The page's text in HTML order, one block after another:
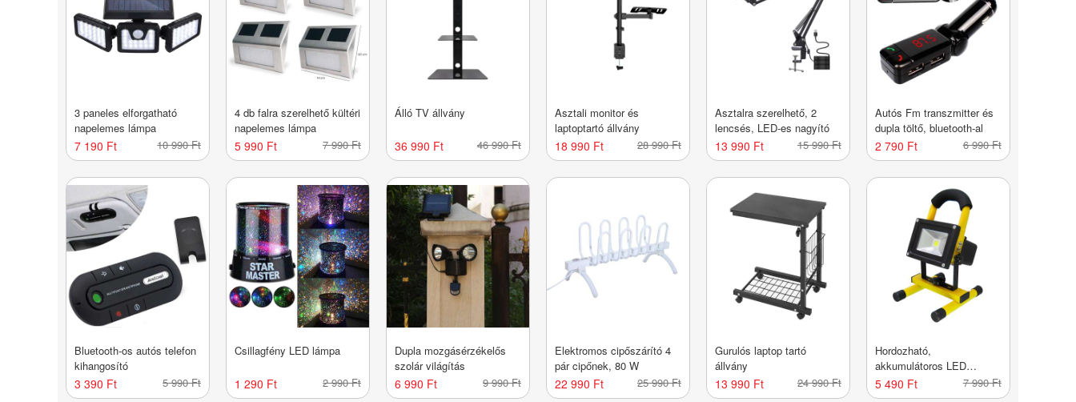
3 paneles elforgatható
napelemes lámpa
7 190 Ft 10 990 Ft
4 db falra szerelhető kültéri
napelemes lámpa
5 990 Ft 7 990 Ft
Álló TV állvány
36 990 Ft 46 990 Ft
Asztali monitor és
laptoptartó állvány
18 990 Ft 28 990 Ft
Asztalra szerelhető, 2
lencsés, LED-es nagyító
13 990 Ft 15 990 Ft
Autós Fm transzmitter és
dupla töltő, bluetooth-al
2 790 Ft 6 990 Ft
Bluetooth-os autós telefon
kihangosító
3 390 Ft 5 990 Ft
Csillagfény LED lámpa
1 290 Ft 2 990 Ft
Dupla mozgásérzékelős
szolár világítás
6 990 Ft 9 990 Ft
Elektromos cipőszárító 4
pár cipőnek, 80 W
22 990 Ft 25 990 Ft
Gurulós laptop tartó
állvány
13 990 Ft 24 990 Ft
Hordozható,
akkumulátoros LED
reflektor
5 490 Ft 7 990 Ft